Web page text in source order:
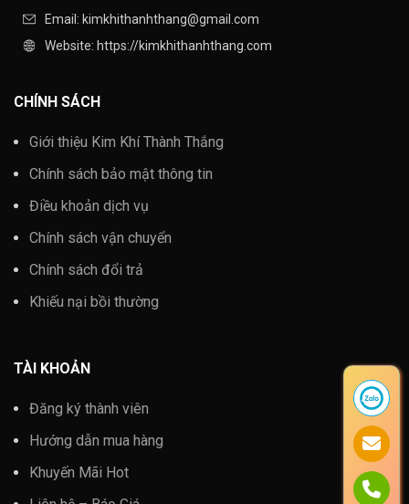
Email: kimkhithanhthang@gmail.com
Website: https://kimkhithanhthang.com
CHÍNH SÁCH
Giới thiệu Kim Khí Thành Thắng
Chính sách bảo mật thông tin
Điều khoản dịch vụ
Chính sách vận chuyển
Chính sách đổi trả
Khiếu nại bồi thường
TÀI KHOẢN
Đăng ký thành viên
Hướng dẫn mua hàng
Khuyến Mãi Hot